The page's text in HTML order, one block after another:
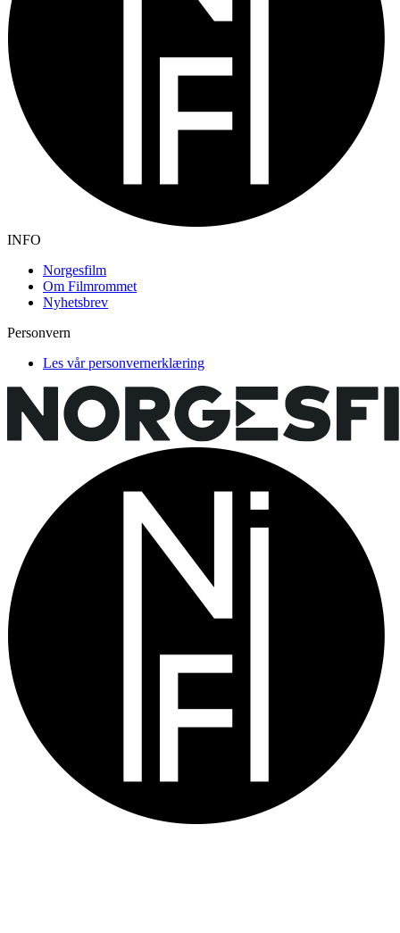
INFO
Norgesfilm
Om Filmrommet
Nyhetsbrev
Personvern
Les vår personvernerklæring